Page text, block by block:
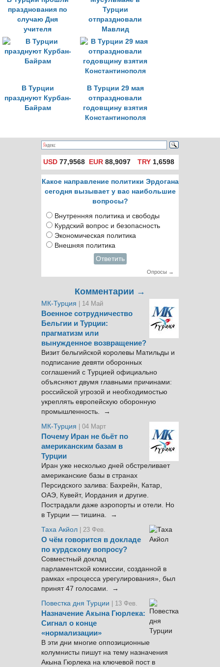
празднования по
случаю Дня
учителя
Турции
отпраздновали
Мавлид
В Турции
празднуют Курбан-
Байрам
В Турции 29 мая
отпраздновали
годовщину взятия
Константинополя
USD 77,9568 EUR 88,9097 TRY1,6598
Какое направление политики Эрдогана
сегодня вызывает у вас наибольшие
вопросы?
Внутренняя политика и свободы
Курдский вопрос и безопасность
Экономическая политика
Внешняя политика
Ответить
Опросы →
Комментарии →
МК-Турция | 14 Май
Военное сотрудничество
Бельгии и Турции:
прагматизм или
вынужденное возвращение?
Визит бельгийской королевы Матильды и
подписание девяти оборонных
соглашений с Турцией официально
объясняют двумя главными причинами:
российской угрозой и необходимостью
укреплять европейскую оборонную
промышленность. →
МК-Турция
| 04 Март
Почему Иран не бьёт по
американским базам в
Турции
Иран уже несколько дней обстреливает
американские базы в странах
Персидского залива: Бахрейн, Катар,
ОАЭ, Кувейт, Иордания и другие.
Пострадали даже аэропорты и отели. Но
в Турции — тишина. →
Таха Акйол | 23 Фев.
О чём говорится в докладе
по курдскому вопросу?
Совместный доклад
парламентской комиссии, созданной в
рамках «процесса урегулирования», был
принят 47 голосами. →
Повестка дня Турции
| 13 Фев.
Назначение Акына Гюрлека:
Сигнал о конце
«нормализации»
В эти дни многие оппозиционные
колумнисты пишут на тему назначения
Акына Гюрлека на ключевой пост в